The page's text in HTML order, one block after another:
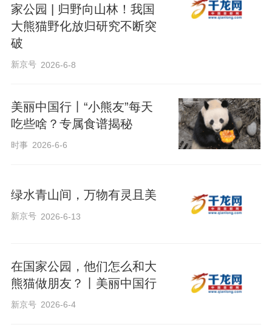
家公园 | 归野向山林！我国
大熊猫野化放归研究不断突
破
新京号 2026-6-8
美丽中国行丨“小熊友”每天
吃些啥？专属食谱揭秘
时事 2026-6-6
绿水青山间，万物有灵且美
新京号 2026-6-13
在国家公园，他们怎么和大
熊猫做朋友？丨美丽中国行
新京号 2026-6-4